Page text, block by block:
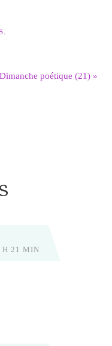
Dimanche poétique (21)»
H 21 MIN